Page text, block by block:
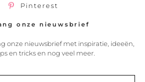
Pinterest
onze nieuwsbrief
onze nieuwsbrief met inspiratie, ideeën,
en tricks en nog veel meer.